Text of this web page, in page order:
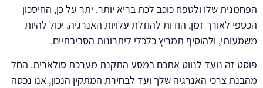
הפחמנית שלו ולטפח כוכב לכת בריא יותר. יתר על כן, החיסכון
הכספי לאורך זמן, הודות להוזלת עלויות האנרגיה, יכול להיות
משמעותי, ולהוסיף תמריץ כלכלי ליתרונות הסביבתיים.
פוסט זה נועד לנווט אתכם במסע התקנת מערכת סולארית. החל
מהבנת צרכי האנרגיה שלך ועד לבחירת המתקין הנכון, אנו נכסה